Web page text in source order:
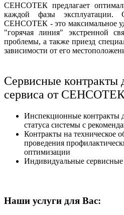
СЕНСОТЕК предлагает
каждой фазы эксплуатации.
СЕНСОТЕК - это максимальное
"горячая линия" экстренной
проблемы, а также приезд
зависимости от его
Сервисные контракты
сервиса от
Инспекционные контракты
статуса системы с
Контракты на техническое
проведения
оптимизации
Индивидуальные сервисные
Наши услуги для Вас: